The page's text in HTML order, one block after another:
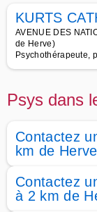
KURTS
AVENUE DES
de Herve)
Psychothérapeute,
Psys dans
Contactez
km de Herve
Contactez
à 2 km de